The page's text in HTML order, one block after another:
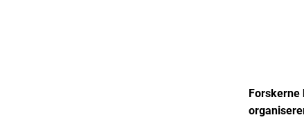
Forskerne